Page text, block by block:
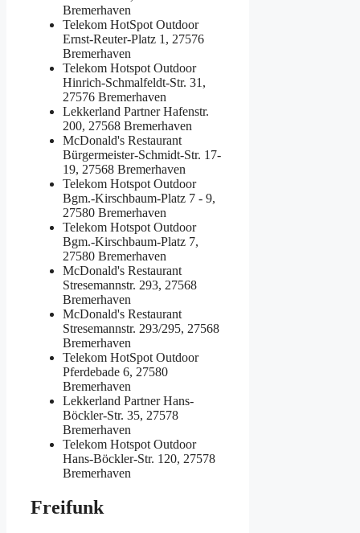
Bremerhaven
Telekom HotSpot Outdoor
Ernst-Reuter-Platz 1, 27576
Bremerhaven
Telekom Hotspot Outdoor
Hinrich-Schmalfeldt-Str. 31,
27576 Bremerhaven
Lekkerland PartnerHafenstr.
200, 27568 Bremerhaven
McDonald's Restaurant
Bürgermeister-Schmidt-Str. 17-
19, 27568 Bremerhaven
Telekom Hotspot Outdoor
Bgm.-Kirschbaum-Platz 7 - 9,
27580 Bremerhaven
Telekom Hotspot Outdoor
Bgm.-Kirschbaum-Platz 7,
27580 Bremerhaven
McDonald's Restaurant
Stresemannstr. 293, 27568
Bremerhaven
McDonald's Restaurant
Stresemannstr. 293/295, 27568
Bremerhaven
Telekom HotSpot Outdoor
Pferdebade 6, 27580
Bremerhaven
Lekkerland PartnerHans-
Böckler-Str. 35, 27578
Bremerhaven
Telekom Hotspot Outdoor
Hans-Böckler-Str. 120, 27578
Bremerhaven
Freifunk